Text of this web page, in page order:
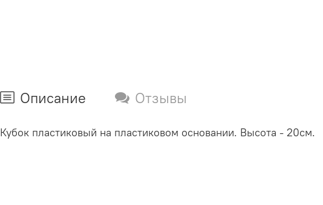
Описание Отзывы
Кубок пластиковый на пластиковом основании. Высота - 20см.